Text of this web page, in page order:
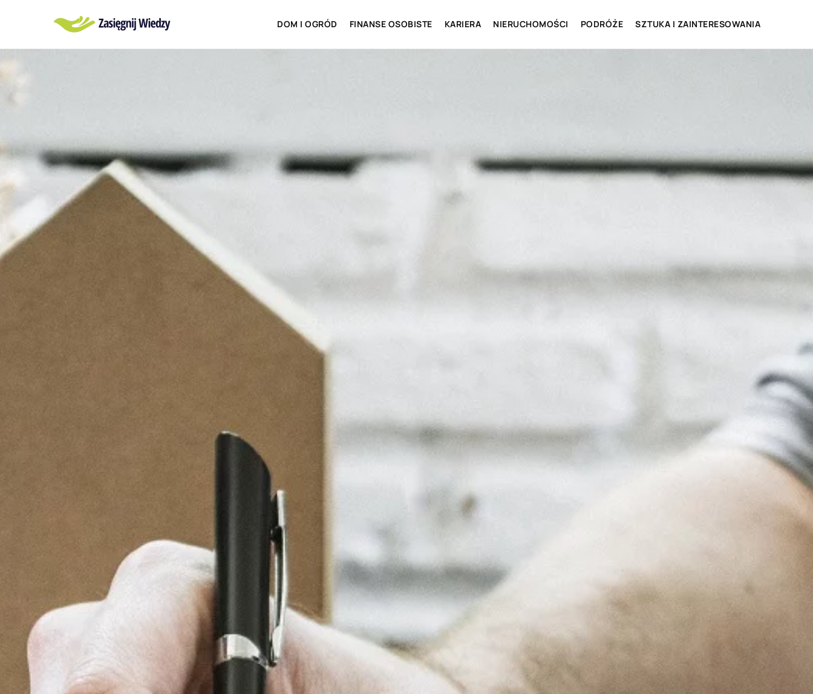
DOM I OGRÓD FINANSE OSOBISTE KARIERA NIERUCHOMOŚCI PODRÓŻE SZTUKA I ZAINTERESOWANIA